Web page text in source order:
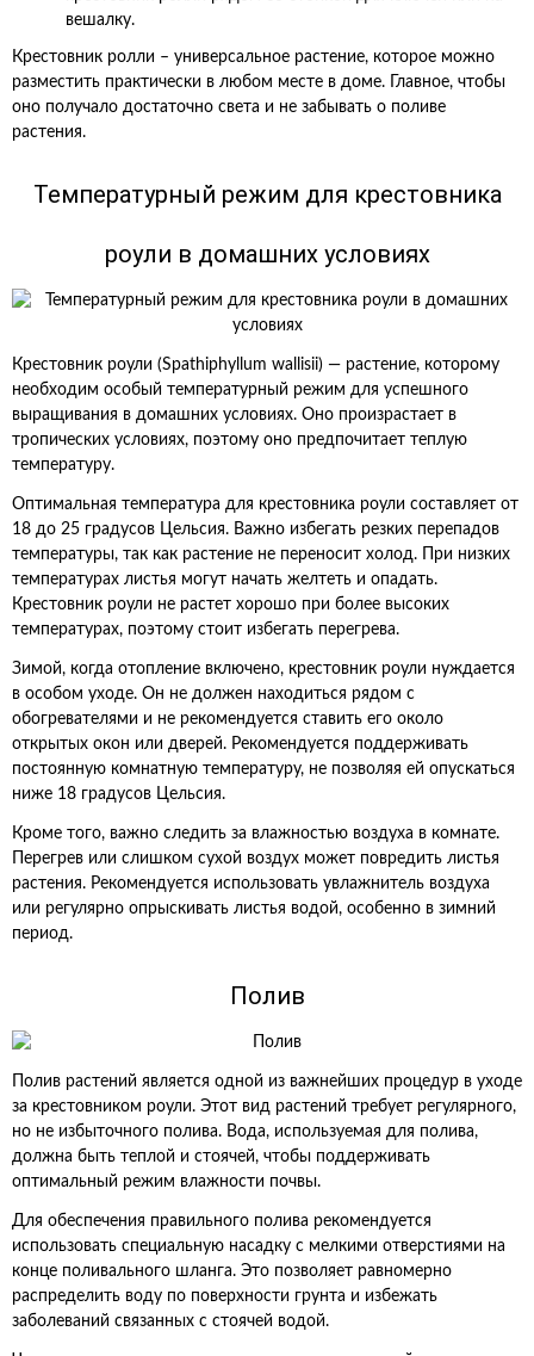
вешалку.
Крестовник ролли – универсальное растение, которое можно
разместить практически в любом месте в доме. Главное, чтобы
оно получало достаточно света и не забывать о поливе
растения.
Температурный режим для крестовника
роули в домашних условиях
Крестовник роули (Spathiphyllum wallisii) — растение, которому
необходим особый температурный режим для успешного
выращивания в домашних условиях. Оно произрастает в
тропических условиях, поэтому оно предпочитает теплую
температуру.
Оптимальная температура для крестовника роули составляет от
18 до 25 градусов Цельсия. Важно избегать резких перепадов
температуры, так как растение не переносит холод. При низких
температурах листья могут начать желтеть и опадать.
Крестовник роули не растет хорошо при более высоких
температурах, поэтому стоит избегать перегрева.
Зимой, когда отопление включено, крестовник роули нуждается
в особом уходе. Он не должен находиться рядом с
обогревателями и не рекомендуется ставить его около
открытых окон или дверей. Рекомендуется поддерживать
постоянную комнатную температуру, не позволяя ей опускаться
ниже 18 градусов Цельсия.
Кроме того, важно следить за влажностью воздуха в комнате.
Перегрев или слишком сухой воздух может повредить листья
растения. Рекомендуется использовать увлажнитель воздуха
или регулярно опрыскивать листья водой, особенно в зимний
период.
Полив
Полив растений является одной из важнейших процедур в уходе
за крестовником роули. Этот вид растений требует регулярного,
но не избыточного полива. Вода, используемая для полива,
должна быть теплой и стоячей, чтобы поддерживать
оптимальный режим влажности почвы.
Для обеспечения правильного полива рекомендуется
использовать специальную насадку с мелкими отверстиями на
конце поливального шланга. Это позволяет равномерно
распределить воду по поверхности грунта и избежать
заболеваний связанных с стоячей водой.